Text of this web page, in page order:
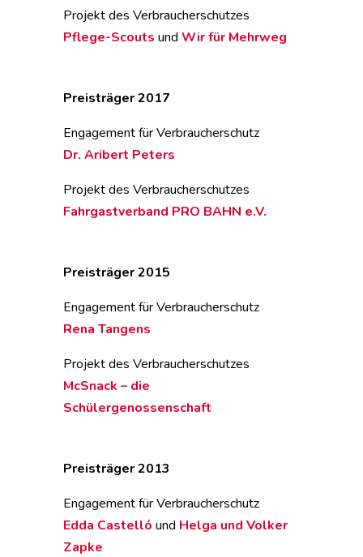
Projekt des Verbraucherschutzes
Pflege-Scouts und Wir für Mehrweg
Preisträger 2017
Engagement für Verbraucherschutz
Dr. Aribert Peters
Projekt des Verbraucherschutzes
Fahrgastverband PRO BAHN e.V.
Preisträger 2015
Engagement für Verbraucherschutz
Rena Tangens
Projekt des Verbraucherschutzes
McSnack – die
Schülergenossenschaft
Preisträger 2013
Engagement für Verbraucherschutz
Edda Castelló und Helga und Volker
Zapke